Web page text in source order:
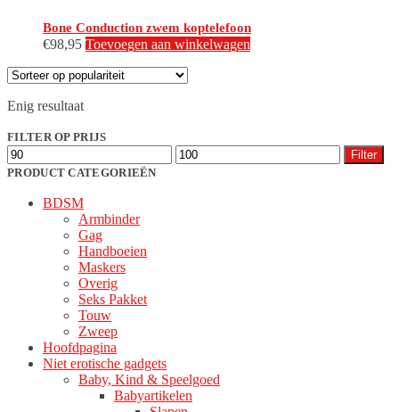
Bone Conduction zwem koptelefoon
€98,95 Toevoegen aan winkelwagen
Enig resultaat
FILTER OP PRIJS
Min.
prijs
Max.
prijs
Filter
PRODUCT CATEGORIEËN
BDSM
Armbinder
Gag
Handboeien
Maskers
Overig
Seks Pakket
Touw
Zweep
Hoofdpagina
Niet erotische gadgets
Baby, Kind & Speelgoed
Babyartikelen